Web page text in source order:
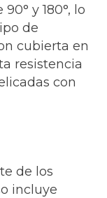
y 180°, lo
de
cubierta en
resistencia
con
de los
incluye